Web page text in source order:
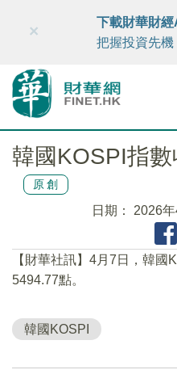
財華智庫網 FINTV
×
下載財華財經
把握投資先機
韓國KOSPI指
原創
日期： 2026
【財華社訊】4月7日，韓國
5494.77點。
韓國KOSPI